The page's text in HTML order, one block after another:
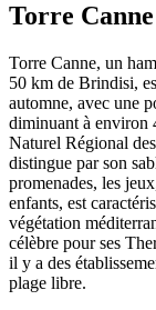
Torre Canne
Torre Canne, un
50 km de Brindisi,
automne, avec une
diminuant à environ
Naturel Régional
distingue par son
promenades, les
enfants, est
végétation
célèbre pour ses
il y a des
plage libre.